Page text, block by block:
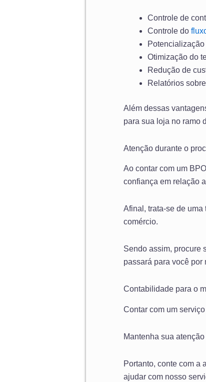
Controle de
Controle do
Otimização do
Redução de
Relatórios
Além dessas
para sua loja no ramo
Atenção durante o
Ao contar com um
confiança em relação
Afinal, trata-se de
comércio.
Sendo assim, procure
passará para você por
Contabilidade para o
Contar com um
Mantenha sua
Portanto, conte com a
ajudar com nosso